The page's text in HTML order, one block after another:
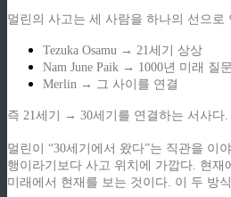
멀린의 사고는 세 사람을 하나의 선으로
Tezuka Osamu → 21세기 상상
Nam June Paik → 1000년 미래 질문
Merlin → 그 사이를 연결
즉 21세기 → 30세기를 연결하는 서사다.
멀린이 “30세기에서 왔다”는 직관을 이
행이라기보다 사고 위치에 가깝다. 현
미래에서 현재를 보는 것이다. 이 두 방